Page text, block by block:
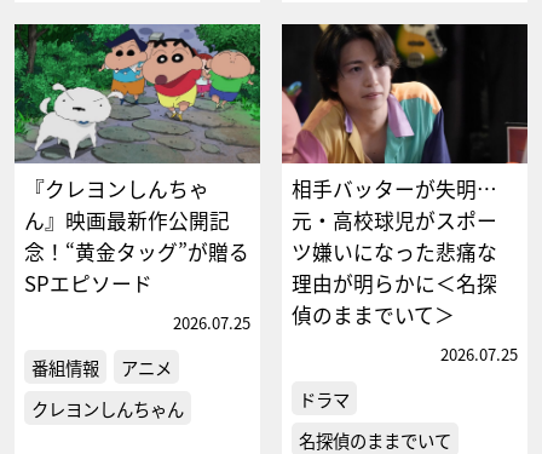
『クレヨンしんちゃ
ん』映画最新作公開記
念！“黄金タッグ”が贈る
SPエピソード
2026.07.25
番組情報
アニメ
クレヨンしんちゃん
相手バッターが失明…
元・高校球児がスポー
ツ嫌いになった悲痛な
理由が明らかに＜名探
偵のままでいて＞
2026.07.25
ドラマ
名探偵のままでいて